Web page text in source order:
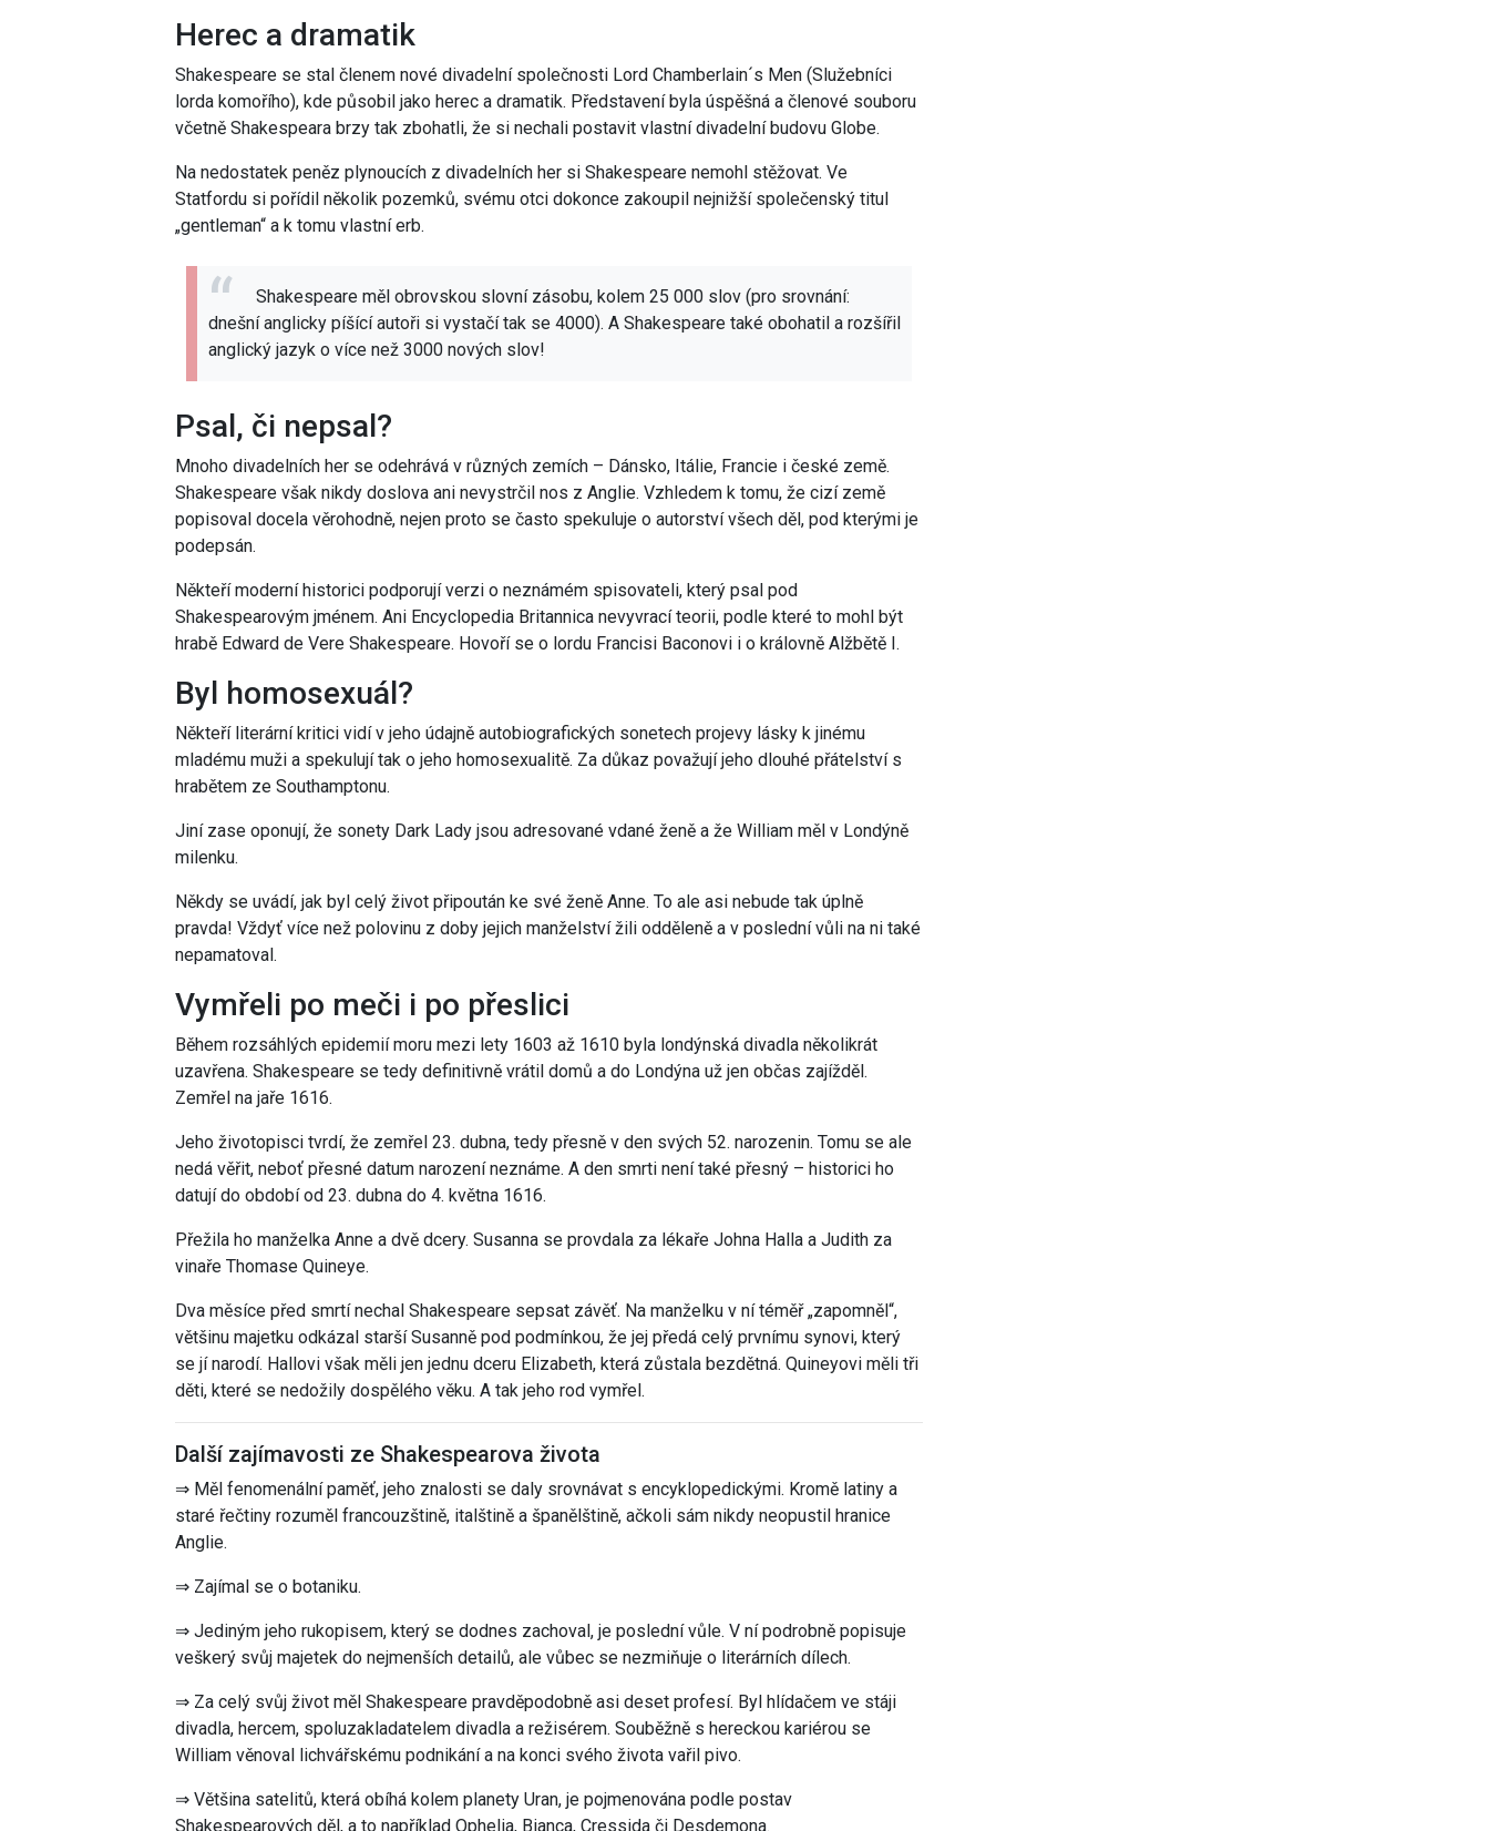
Herec a dramatik
Shakespeare se stal členem nové divadelní společnosti Lord Chamberlain´s Men (Služebníci
lorda komořího), kde působil jako herec a dramatik. Představení byla úspěšná a členové souboru
včetně Shakespeara brzy tak zbohatli, že si nechali postavit vlastní divadelní budovu Globe.
Na nedostatek peněz plynoucích z divadelních her si Shakespeare nemohl stěžovat. Ve
Statfordu si pořídil několik pozemků, svému otci dokonce zakoupil nejnižší společenský titul
„gentleman“ a k tomu vlastní erb.
Shakespeare měl obrovskou slovní zásobu, kolem 25 000 slov (pro srovnání:
dnešní anglicky píšící autoři si vystačí tak se 4000). A Shakespeare také obohatil a rozšířil
anglický jazyk o více než 3000 nových slov!
Psal, či nepsal?
Mnoho divadelních her se odehrává v různých zemích – Dánsko, Itálie, Francie i české země.
Shakespeare však nikdy doslova ani nevystrčil nos z Anglie. Vzhledem k tomu, že cizí země
popisoval docela věrohodně, nejen proto se často spekuluje o autorství všech děl, pod kterými je
podepsán.
Někteří moderní historici podporují verzi o neznámém spisovateli, který psal pod
Shakespearovým jménem. Ani Encyclopedia Britannica nevyvrací teorii, podle které to mohl být
hrabě Edward de Vere Shakespeare. Hovoří se o lordu Francisi Baconovi i o královně Alžbětě I.
Byl homosexuál?
Někteří literární kritici vidí v jeho údajně autobiografických sonetech projevy lásky k jinému
mladému muži a spekulují tak o jeho homosexualitě. Za důkaz považují jeho dlouhé přátelství s
hrabětem ze Southamptonu.
Jiní zase oponují, že sonety Dark Lady jsou adresované vdané ženě a že William měl v Londýně
milenku.
Někdy se uvádí, jak byl celý život připoután ke své ženě Anne. To ale asi nebude tak úplně
pravda! Vždyť více než polovinu z doby jejich manželství žili odděleně a v poslední vůli na ni také
nepamatoval.
Vymřeli po meči i po přeslici
Během rozsáhlých epidemií moru mezi lety 1603 až 1610 byla londýnská divadla několikrát
uzavřena. Shakespeare se tedy definitivně vrátil domů a do Londýna už jen občas zajížděl.
Zemřel na jaře 1616.
Jeho životopisci tvrdí, že zemřel 23. dubna, tedy přesně v den svých 52. narozenin. Tomu se ale
nedá věřit, neboť přesné datum narození neznáme. A den smrti není také přesný – historici ho
datují do období od 23. dubna do 4. května 1616.
Přežila ho manželka Anne a dvě dcery. Susanna se provdala za lékaře Johna Halla a Judith za
vinaře Thomase Quineye.
Dva měsíce před smrtí nechal Shakespeare sepsat závěť. Na manželku v ní téměř „zapomněl“,
většinu majetku odkázal starší Susanně pod podmínkou, že jej předá celý prvnímu synovi, který
se jí narodí. Hallovi však měli jen jednu dceru Elizabeth, která zůstala bezdětná. Quineyovi měli tři
děti, které se nedožily dospělého věku. A tak jeho rod vymřel.
Další zajímavosti ze Shakespearova života
⇒ Měl fenomenální paměť, jeho znalosti se daly srovnávat s encyklopedickými. Kromě latiny a
staré řečtiny rozuměl francouzštině, italštině a španělštině, ačkoli sám nikdy neopustil hranice
Anglie.
⇒ Zajímal se o botaniku.
⇒ Jediným jeho rukopisem, který se dodnes zachoval, je poslední vůle. V ní podrobně popisuje
veškerý svůj majetek do nejmenších detailů, ale vůbec se nezmiňuje o literárních dílech.
⇒ Za celý svůj život měl Shakespeare pravděpodobně asi deset profesí. Byl hlídačem ve stáji
divadla, hercem, spoluzakladatelem divadla a režisérem. Souběžně s hereckou kariérou se
William věnoval lichvářskému podnikání a na konci svého života vařil pivo.
⇒ Většina satelitů, která obíhá kolem planety Uran, je pojmenována podle postav
Shakespearových děl, a to například Ophelia, Bianca, Cressida či Desdemona.